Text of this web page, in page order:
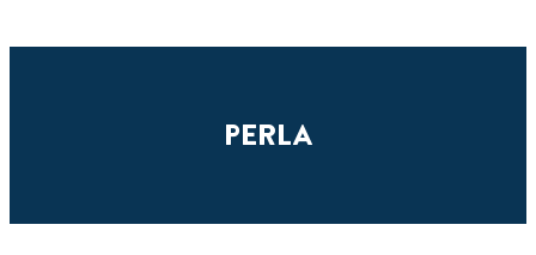
PERLA